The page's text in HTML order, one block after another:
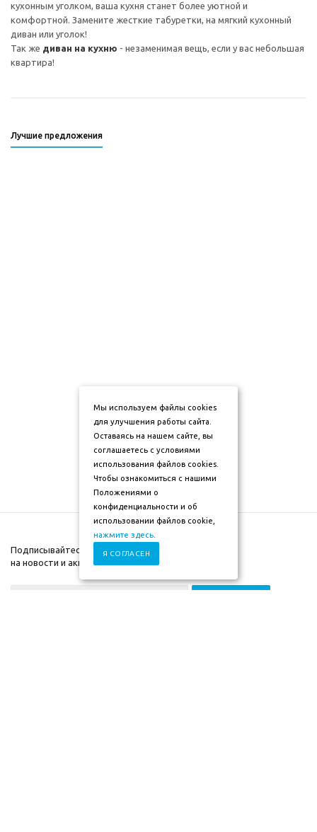
кухонным уголком, ваша кухня станет более уютной и
комфортной. Замените жесткие табуретки, на мягкий кухонный
диван или уголок!
Так же диван на кухню - незаменимая вещь, если у вас небольшая
квартира!
Лучшие предложения
Подписывайтесь
на новости и акции
Мы используем файлы cookies
для улучшения работы сайта.
Оставаясь на нашем сайте, вы
соглашаетесь с условиями
использования файлов cookies.
Чтобы ознакомиться с нашими
Положениями о
конфиденциальности и об
использовании файлов cookie,
нажмите здесь
Я СОГЛАСЕН